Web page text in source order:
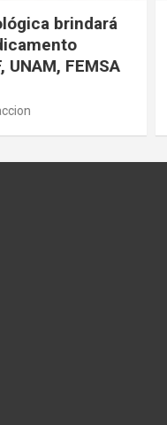
brindará
FEMSA